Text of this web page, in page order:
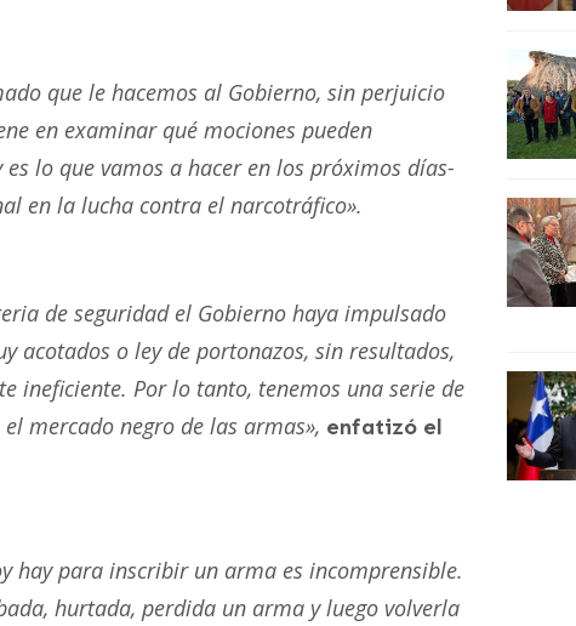
que le hacemos al Gobierno, sin perjuicio
en examinar qué mociones pueden
lo que vamos a hacer en los próximos días-
en la lucha contra el narcotráfico».
de seguridad el Gobierno haya impulsado
acotados o ley de portonazos, sin resultados,
ineficiente. Por lo tanto, tenemos una serie de
mercado negro de las armas», enfatizó el
hay para inscribir un arma es incomprensible.
hurtada, perdida un arma y luego volverla